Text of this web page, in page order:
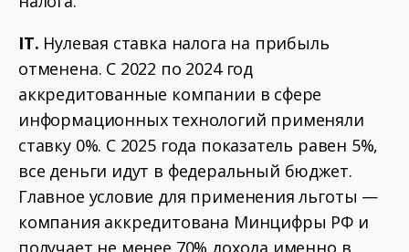
IT. Нулевая ставка налога на прибыль
отменена. С 2022 по 2024 год
аккредитованные компании в сфере
информационных технологий применяли
ставку 0%. С 2025 года показатель равен 5%,
все деньги идут в федеральный бюджет.
Главное условие для применения льготы —
компания аккредитована Минцифры РФ и
получает не менее 70% дохода именно в